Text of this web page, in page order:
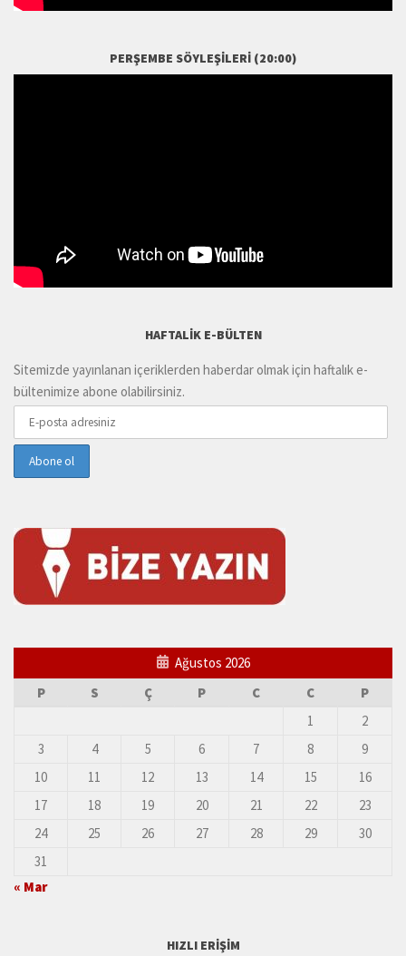
PERŞEMBE SÖYLEŞILERI (20:00)
HAFTALIK E-BÜLTEN
Sitemizde yayınlanan içeriklerden haberdar olmak için haftalık e-
bültenimize abone olabilirsiniz.
Ağustos 2026
P
S Ç P C C
P
1
2
3
4 5 6 7 8
9
10
11 12 13 14 15
16
17
18 19 20 21 22
23
24
25 26 27 28 29
30
31
« Mar
HIZLI ERIŞIM